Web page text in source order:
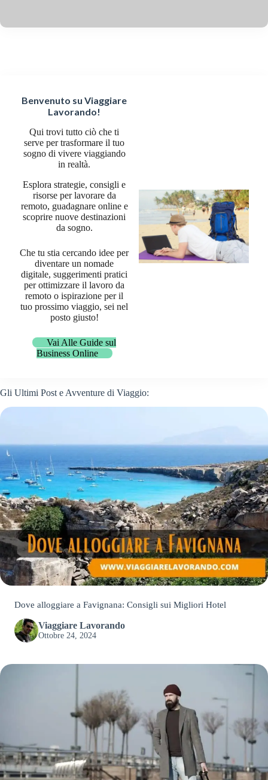
Benvenuto su Viaggiare
Lavorando!
Qui trovi tutto ciò che ti
serve per trasformare il tuo
sogno di vivere viaggiando
in realtà.
Esplora strategie, consigli e
risorse per lavorare da
remoto, guadagnare online e
scoprire nuove destinazioni
da sogno.
Che tu stia cercando idee per
diventare un nomade
digitale, suggerimenti pratici
per ottimizzare il lavoro da
remoto o ispirazione per il
tuo prossimo viaggio, sei nel
posto giusto!
Vai Alle Guide sul
Business Online
Gli Ultimi Post e Avventure di Viaggio:
Dove alloggiare a Favignana: Consigli sui Migliori Hotel
Viaggiare Lavorando
Ottobre 24, 2024